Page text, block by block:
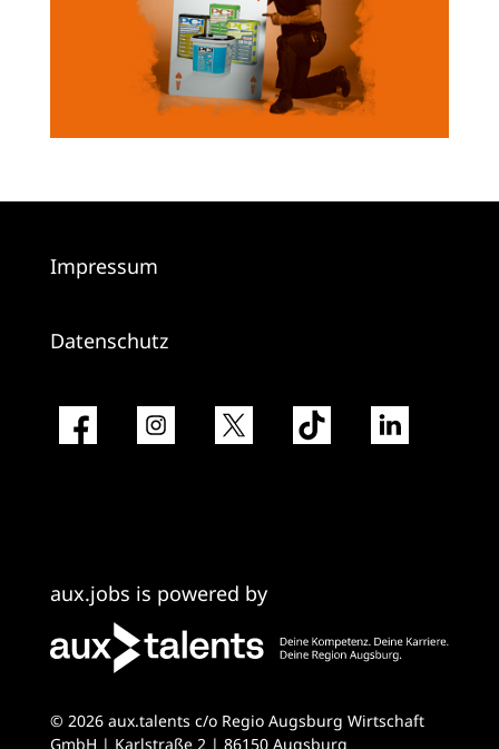
Impressum
Datenschutz
aux.jobs is powered by
© 2026 aux.talents c/o Regio Augsburg Wirtschaft
GmbH | Karlstraße 2 | 86150 Augsburg